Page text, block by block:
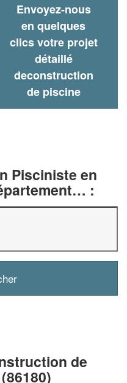
Envoyez-nous
en quelques
clics votre projet
détaillé
deconstruction
de piscine
Pisciniste en
:
de
Vous êtes un
marges
tout en gagnant
clients!